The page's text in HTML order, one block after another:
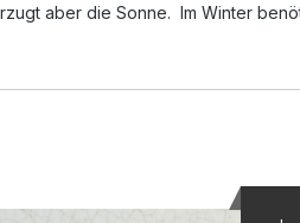
aber die Sonne. Im Winter